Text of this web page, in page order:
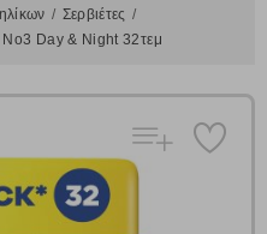
Σερβιέτες
No3 Day & Night 32τεμ